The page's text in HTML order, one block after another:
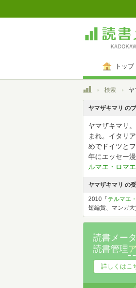
トップ
トップ検索 ヤ
ヤマザキマリ の
ヤマザキマリ
まれ。イタリ
めでドイツと
年にエッセー
ルマエ・ロマエ
ヤマザキマリ の
2010「 テルマエ
短編賞、マンガ
読書メー
読書管理
詳しくはこ